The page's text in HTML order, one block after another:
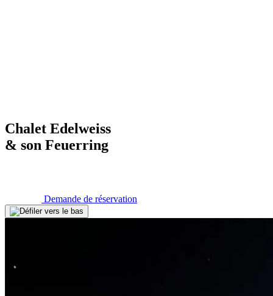
Chalet Edelweiss
& son Feuerring
Demande de réservation